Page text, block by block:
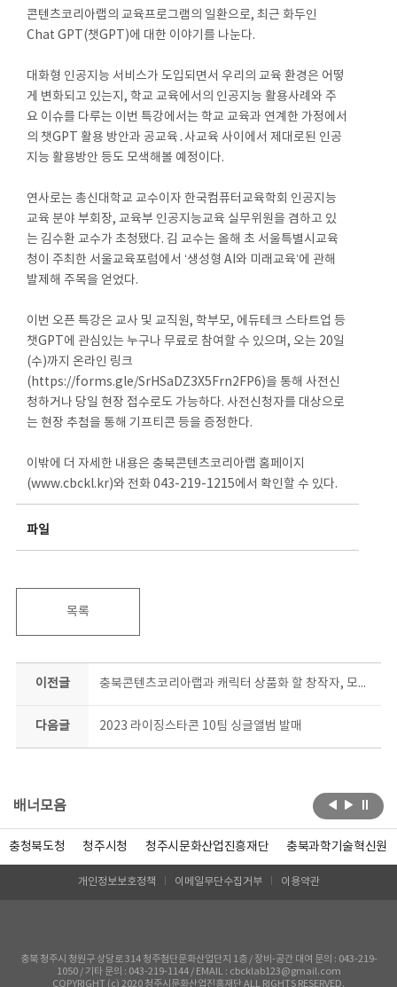
콘텐츠코리아랩의 교육프로그램의 일환으로, 최근 화두인
Chat GPT(챗GPT)에 대한 이야기를 나눈다.
대화형 인공지능 서비스가 도입되면서 우리의 교육 환경은 어떻
게 변화되고 있는지, 학교 교육에서의 인공지능 활용사례와 주
요 이슈를 다루는 이번 특강에서는 학교 교육과 연계한 가정에서
의 챗GPT 활용 방안과 공교육․사교육 사이에서 제대로된 인공
지능 활용방안 등도 모색해볼 예정이다.
연사로는 총신대학교 교수이자 한국컴퓨터교육학회 인공지능
교육 분야 부회장, 교육부 인공지능교육 실무위원을 겸하고 있
는 김수환 교수가 초청됐다. 김 교수는 올해 초 서울특별시교육
청이 주최한 서울교육포럼에서 ‘생성형 AI와 미래교육’에 관해
발제해 주목을 얻었다.
이번 오픈 특강은 교사 및 교직원, 학부모, 에듀테크 스타트업 등
챗GPT에 관심있는 누구나 무료로 참여할 수 있으며, 오는 20일
(수)까지 온라인 링크
(https://forms.gle/SrHSaDZ3X5Frn2FP6)을 통해 사전신
청하거나 당일 현장 접수로도 가능하다. 사전신청자를 대상으로
는 현장 추첨을 통해 기프티콘 등을 증정한다.
이밖에 더 자세한 내용은 충북콘텐츠코리아랩 홈페이지
(www.cbckl.kr)와 전화 043-219-1215에서 확인할 수 있다.
파일
목록
이전글 충북콘텐츠코리아랩과 캐릭터 상품화 할 창작자, 모여라!
다음글 2023 라이징스타콘 10팀 싱글앨범 발매
배너모음
충청북도청 청주시청 청주시문화산업진흥재단 충북과학기술혁신원
개인정보보호정책 이메일무단수집거부 이용약관
충북 청주시 청원구 상당로 314 청주첨단문화산업단지 1층 / 장비-공간 대여 문의 : 043-219-
1050 / 기타 문의 : 043-219-1144 / EMAIL : cbcklab123@gmail.com
COPYRIGHT (c) 2020 청주시문화산업진흥재단 ALL RIGHTS RESERVED.